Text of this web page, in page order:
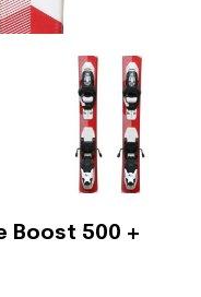
Boost 500 +